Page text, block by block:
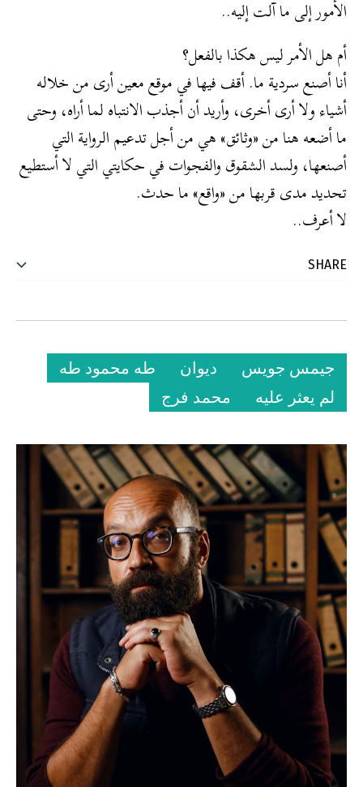
الأمور إلى ما آلت إليه..
أم هل الأمر ليس هكذا بالفعل؟
أنا أصنع سردية ما. أقف فيها في موقع معين أرى من خلاله
أشياء ولا أرى أخرى، وأريد أن أجذب الانتباه لما أراه، وحتى
ما أضعه هنا من «وثائق» هي من أجل تدعيم الرواية التي
أصنعها، ولسد الشقوق والفجوات في حكايتي التي لا أستطيع
تحديد مدى قربها من «واقع» ما حدث.
لا أعرف..
جيمس جويس ديوان
طه محمود طه
لم يعثر عليه
محمد فرج